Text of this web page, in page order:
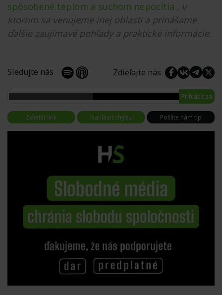
spôsobené teplom a suchom nepocítia , v
ktorom sa venujeme inej oblasti a prinášame
ďalšie zaujímavé pohľady a praktické informácie.
Sledujte nás Zdieľajte nás
Prihlásiť sa
Zdieľať link Nahlásiť chybu Pošlite nám tip